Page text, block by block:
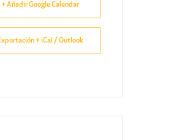
+ Añadir Google Calendar
+ iCal / Outlook